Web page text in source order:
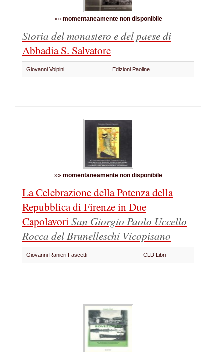
»» momentaneamente non disponibile
Storia del monastero e del paese di
Abbadia S. Salvatore
Giovanni Volpini Edizioni Paoline
»» momentaneamente non disponibile
La Celebrazione della Potenza della
Repubblica di Firenze in Due
CapolavoriSan Giorgio Paolo Uccello
Rocca del Brunelleschi Vicopisano
Giovanni Ranieri Fascetti CLD Libri